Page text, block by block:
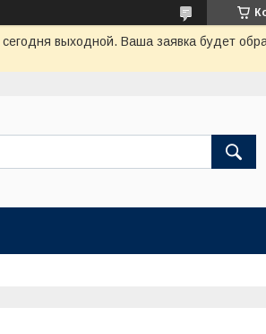
выходной. Ваша заявка будет